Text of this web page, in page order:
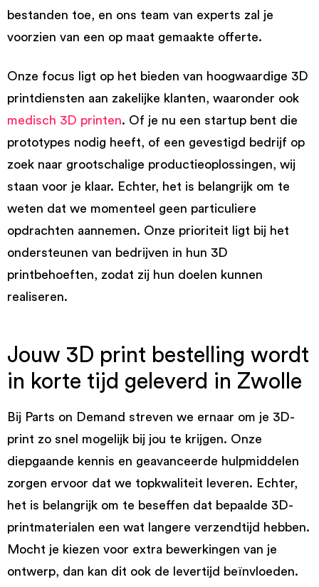
bestanden toe, en ons team van experts zal je
voorzien van een op maat gemaakte offerte.
Onze focus ligt op het bieden van hoogwaardige 3D
printdiensten aan zakelijke klanten, waaronder ook
medisch 3D printen. Of je nu een startup bent die
prototypes nodig heeft, of een gevestigd bedrijf op
zoek naar grootschalige productieoplossingen, wij
staan voor je klaar. Echter, het is belangrijk om te
weten dat we momenteel geen particuliere
opdrachten aannemen. Onze prioriteit ligt bij het
ondersteunen van bedrijven in hun 3D
printbehoeften, zodat zij hun doelen kunnen
realiseren.
Jouw 3D print bestelling wordt
in korte tijd geleverd in Zwolle
Bij Parts on Demand streven we ernaar om je 3D-
print zo snel mogelijk bij jou te krijgen. Onze
diepgaande kennis en geavanceerde hulpmiddelen
zorgen ervoor dat we topkwaliteit leveren. Echter,
het is belangrijk om te beseffen dat bepaalde 3D-
printmaterialen een wat langere verzendtijd hebben.
Mocht je kiezen voor extra bewerkingen van je
ontwerp, dan kan dit ook de levertijd beïnvloeden.